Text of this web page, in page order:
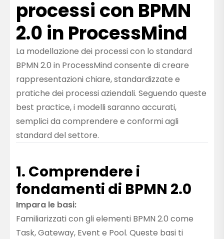
processi con BPMN
2.0 in ProcessMind
La modellazione dei processi con lo standard
BPMN 2.0 in ProcessMind consente di creare
rappresentazioni chiare, standardizzate e
pratiche dei processi aziendali. Seguendo queste
best practice, i modelli saranno accurati,
semplici da comprendere e conformi agli
standard del settore.
1. Comprendere i
fondamenti di BPMN 2.0
Impara le basi:
Familiarizzati con gli elementi BPMN 2.0 come
Task, Gateway, Event e Pool. Queste basi ti